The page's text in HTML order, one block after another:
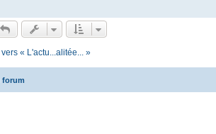
« L'actu...alitée... »
forum